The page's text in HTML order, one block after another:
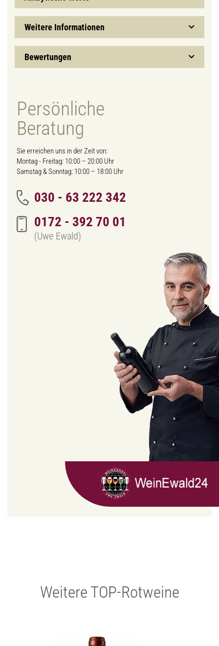
Weitere Informationen
Bewertungen
Persönliche
Beratung
Sie erreichen uns in der Zeit von:
Montag - Freitag: 10:00 – 20:00 Uhr
Samstag & Sonntag: 10:00 – 18:00 Uhr
030 - 63 222 342
0172 - 392 70 01
(Uwe Ewald)
Weitere TOP-Rotweine